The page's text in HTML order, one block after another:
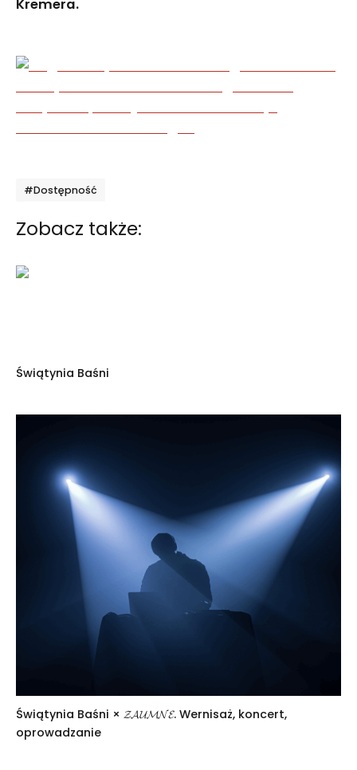
Kremera.
#Dostępność
Zobacz także:
Świątynia Baśni
Świątynia Baśni × 𝓩𝓐𝓤𝓜𝓝𝓔. Wernisaż, koncert,
oprowadzanie